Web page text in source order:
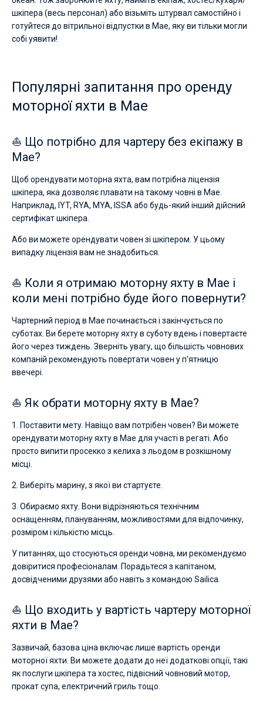
шкіпера (весь персонал) або візьміть штурвал самостійно і
готуйтеся до вітрильної відпустки в Мае, яку ви тільки могли
собі уявити!
Популярні запитання про оренду
моторної яхти в Мае
⛵ Що потрібно для чартеру без екіпажу в
Мае?
Щоб орендувати моторна яхта, вам потрібна ліцензія
шкіпера, яка дозволяє плавати на такому човні в Мае.
Наприклад, IYT, RYA, MYA, ISSA або будь-який інший дійсний
сертифікат шкіпера.
Або ви можете орендувати човен зі шкіпером. У цьому
випадку ліцензія вам не знадобиться.
⛵ Коли я отримаю моторну яхту в Мае і
коли мені потрібно буде його повернути?
Чартерний період в Мае починається і закінчується по
суботах. Ви берете моторну яхту в суботу вдень і повертаєте
його через тиждень. Зверніть увагу, що більшість човнових
компаній рекомендують повертати човен у п'ятницю
ввечері.
⛵ Як обрати моторну яхту в Мае?
1. Поставити мету. Навіщо вам потрібен човен? Ви можете
орендувати моторну яхту в Мае для участі в регаті. Або
просто випити просекко з келиха з льодом в розкішному
місці.
2. Виберіть марину, з якої ви стартуєте.
3. Обираємо яхту. Вони відрізняються технічним
оснащенням, плануванням, можливостями для відпочинку,
розміром і кількістю місць.
У питаннях, що стосуються оренди човна, ми рекомендуємо
довіритися професіоналам. Порадьтеся з капітаном,
досвідченими друзями або навіть з командою Sailica.
⛵ Що входить у вартість чартеру моторної
яхти в Мае?
Зазвичай, базова ціна включає лише вартість оренди
моторної яхти. Ви можете додати до неї додаткові опції, такі
як послуги шкіпера та хостес, підвісний човновий мотор,
прокат супа, електричний гриль тощо.